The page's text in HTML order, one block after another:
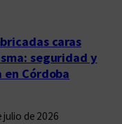
caras
seguridad y
en Córdoba
julio de 2026